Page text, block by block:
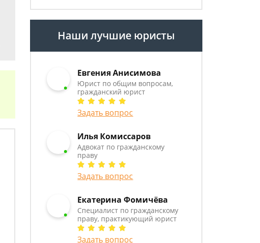
Наши лучшие юристы
Евгения Анисимова
Юрист по общим вопросам,
гражданский юрист
Задать вопрос
Илья Комиссаров
Адвокат по гражданскому
праву
Задать вопрос
Екатерина Фомичёва
Специалист по гражданскому
праву, практикующий юрист
Задать вопрос